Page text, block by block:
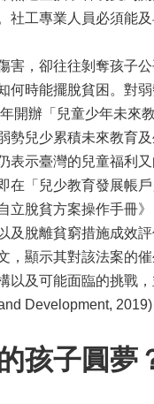
工專業人員必須能
，卻往往剝奪孩子
時能擺脫貧困。對
開辦「兒童少年未來
兒少累積未來教育
示臺灣的兒童福利又
「兒少教育發展帳
脫貧方案操作手冊
脫離貧窮措施成效
顯示其對該法案的
及可能面臨的挑戰
Development, 2019)
孩子圓夢